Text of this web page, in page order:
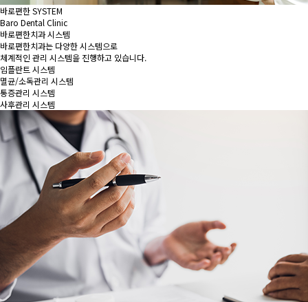
바로편한 SYSTEM
Baro Dental Clinic
바로편한치과 시스템
바로편한치과는 다양한 시스템으로
체계적인 관리 시스템을 진행하고 있습니다.
임플란트 시스템
멸균/소독관리 시스템
통증관리 시스템
사후관리 시스템